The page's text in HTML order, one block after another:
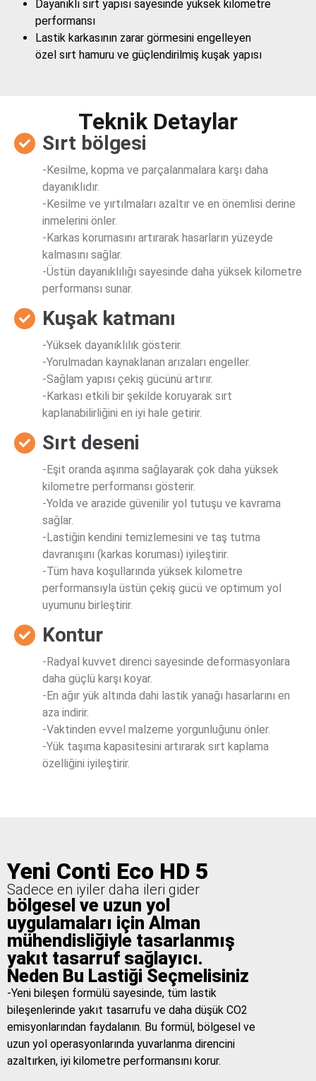
Dayanıklı sırt yapısı sayesinde yüksek kilometre
performansı
Lastik karkasının zarar görmesini engelleyen
özel sırt hamuru ve güçlendirilmiş kuşak yapısı
Teknik Detaylar
Sırt bölgesi
-Kesilme, kopma ve parçalanmalara karşı daha
dayanıklıdır.
-Kesilme ve yırtılmaları azaltır ve en önemlisi derine
inmelerini önler.
-Karkas korumasını artırarak hasarların yüzeyde
kalmasını sağlar.
-Üstün dayanıklılığı sayesinde daha yüksek kilometre
performansı sunar.
Kuşak katmanı
-Yüksek dayanıklılık gösterir.
-Yorulmadan kaynaklanan arızaları engeller.
-Sağlam yapısı çekiş gücünü artırır.
-Karkası etkili bir şekilde koruyarak sırt
kaplanabilirliğini en iyi hale getirir.
Sırt deseni
-Eşit oranda aşınma sağlayarak çok daha yüksek
kilometre performansı gösterir.
-Yolda ve arazide güvenilir yol tutuşu ve kavrama
sağlar.
-Lastiğin kendini temizlemesini ve taş tutma
davranışını (karkas koruması) iyileştirir.
-Tüm hava koşullarında yüksek kilometre
performansıyla üstün çekiş gücü ve optimum yol
uyumunu birleştirir.
Kontur
-Radyal kuvvet direnci sayesinde deformasyonlara
daha güçlü karşı koyar.
-En ağır yük altında dahi lastik yanağı hasarlarını en
aza indirir.
-Vaktinden evvel malzeme yorgunluğunu önler.
-Yük taşıma kapasitesini artırarak sırt kaplama
özelliğini iyileştirir.
Yeni Conti Eco HD 5
Sadece en iyiler daha ileri gider
bölgesel ve uzun yol
uygulamaları için Alman
mühendisliğiyle tasarlanmış
yakıt tasarruf sağlayıcı.
Neden Bu Lastiği Seçmelisiniz
-Yeni bileşen formülü sayesinde, tüm lastik
bileşenlerinde yakıt tasarrufu ve daha düşük CO2
emisyonlarından faydalanın. Bu formül, bölgesel ve
uzun yol operasyonlarında yuvarlanma direncini
azaltırken, iyi kilometre performansını korur.